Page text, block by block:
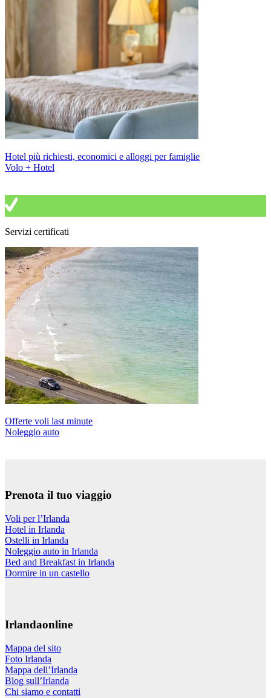
Hotel più richiesti, economici e alloggi per famiglie
Volo + Hotel
Servizi certificati
Offerte voli last minute
Noleggio auto
Prenota il tuo viaggio
Voli per l’Irlanda
Hotel in Irlanda
Ostelli in Irlanda
Noleggio auto in Irlanda
Bed and Breakfast in Irlanda
Dormire in un castello
Irlandaonline
Mappa del sito
Foto Irlanda
Mappa dell’Irlanda
Blog sull’Irlanda
Chi siamo e contatti